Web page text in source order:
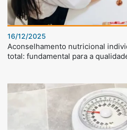
16/12/2025
Aconselhamento nutricional
total: fundamental para a